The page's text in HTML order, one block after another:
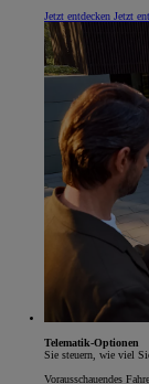
Jetzt entdecken Jetzt
Telematik-Optionen
Sie steuern, wie viel
Vorausschauendes